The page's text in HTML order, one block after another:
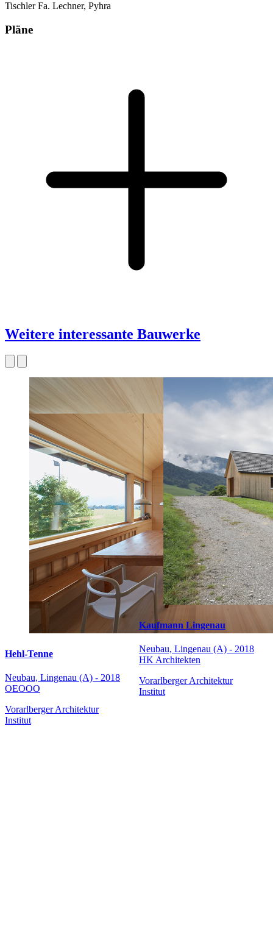
Tischler Fa. Lechner, Pyhra
Pläne
Weitere interessante Bauwerke
Hehl-Tenne
Neubau, Lingenau (A) - 2018
OEOOO
Vorarlberger Architektur
Institut
Kaufmann Lingenau
Neubau, Lingenau (A) - 2018
HK Architekten
Vorarlberger Architektur
Institut